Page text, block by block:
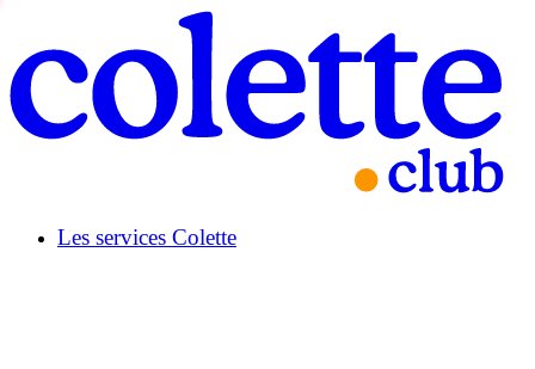
Les services Colette